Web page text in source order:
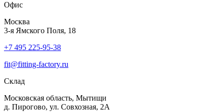
Офис
Москва
3-я Ямского Поля, 18
+7 495 225-95-38
fit@fitting-factory.ru
Склад
Московская область, Мытищи
д. Пирогово, ул. Совхозная, 2А